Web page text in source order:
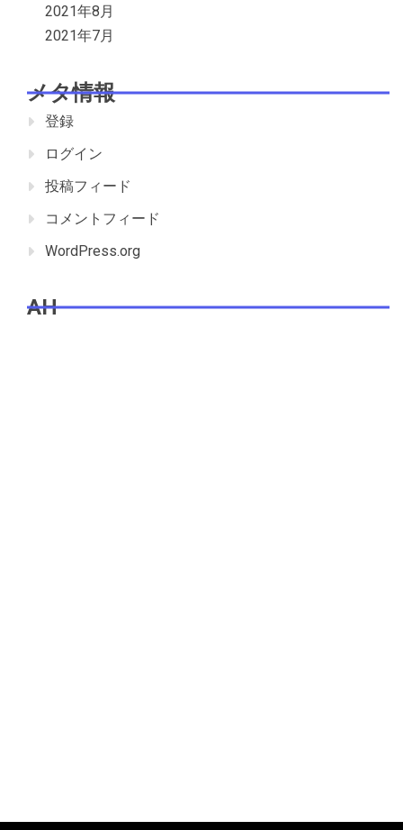
2021年8月
2021年7月
メタ情報
登録
ログイン
投稿フィード
コメントフィード
WordPress.org
AH